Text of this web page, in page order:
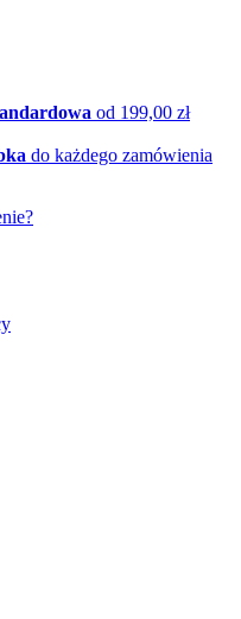
od 199,00 zł
do każdego zamówienia